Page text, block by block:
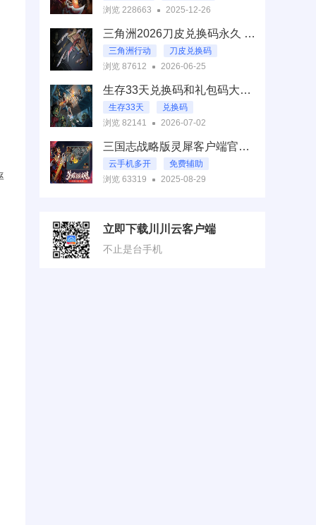
云手机pc端
浏览 228663 2025-12-26
三角洲2026刀皮兑换码永久 三角洲刀皮兑换码2026永久最新
三角洲行动
刀皮兑换码
兑换码
浏览 87612 2026-06-25
生存33天兑换码和礼包码大全2026 生存33天兑换码大全最新2026
生存33天
兑换码
礼包码
浏览 82141 2026-07-02
三国志战略版灵犀客户端官网在哪？2025最新下载教程｜云手机免ROOT一键畅玩攻略
云手机多开
免费辅助
云手机免ROOT
浏览 63319 2025-08-29
立即下载川川云客户端
不止是台手机